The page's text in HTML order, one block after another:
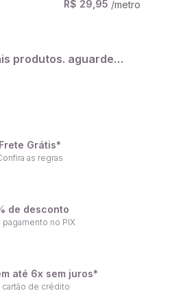
R$ 29,95 /metro
produtos. aguarde…
Frete Grátis*
as regras
de desconto
pagamento no PIX
até 6x sem juros*
cartão de crédito